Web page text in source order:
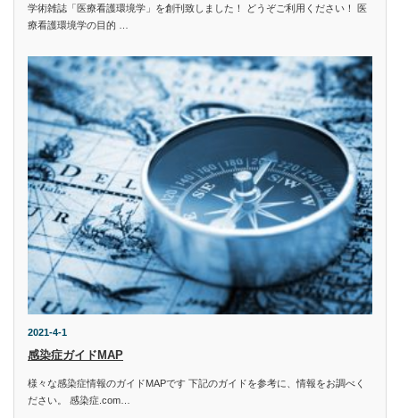
学術雑誌「医療看護環境学」を創刊致しました！ どうぞご利用ください！ 医
療看護環境学の目的 …
2021-4-1
感染症ガイドMAP
様々な感染症情報のガイドMAPです 下記のガイドを参考に、情報をお調べく
ださい。 感染症.com…